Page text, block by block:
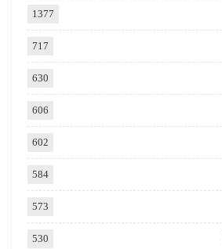
1377
717
630
606
602
584
573
530